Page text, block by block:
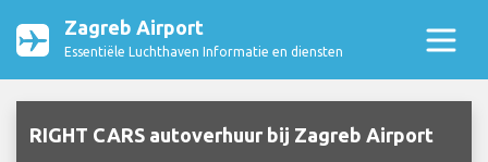
Zagreb Airport
Essentiële Luchthaven Informatie en diensten
RIGHT CARS autoverhuur bij Zagreb Airport